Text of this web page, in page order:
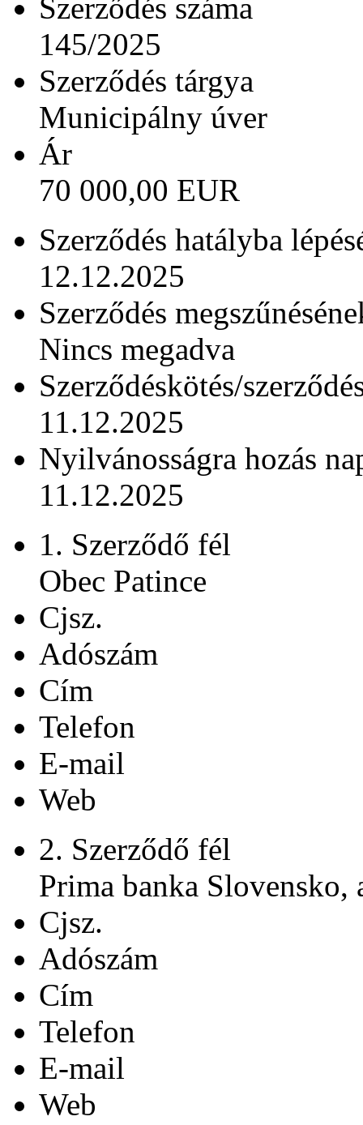
Szerződés száma
145/2025
Szerződés tárgya
Municipálny úver
Ár
70 000,00 EUR
Szerződés hatályba
12.12.2025
Szerződés
Nincs megadva
Szerződéskötés/
11.12.2025
Nyilvánosságra hozás
11.12.2025
1. Szerződő fél
Obec Patince
Cjsz.
Adószám
Cím
Telefon
E-mail
Web
2. Szerződő fél
Prima banka Slovensko,
Cjsz.
Adószám
Cím
Telefon
E-mail
Web